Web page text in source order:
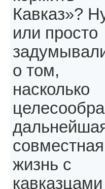
Кавказ»?
или просто
о том,
насколько
совместная
жизнь с